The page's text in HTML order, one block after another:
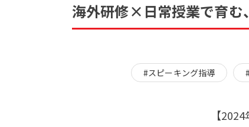
海外研修×日常授業で育む
#スピーキング指導
【